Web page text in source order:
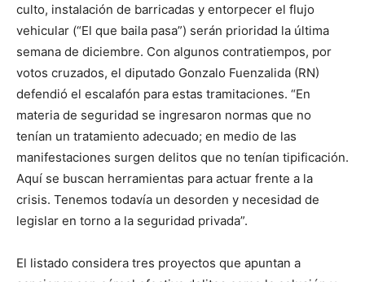
culto, instalación de barricadas y entorpecer el flujo
vehicular (“El que baila pasa”) serán prioridad la última
semana de diciembre. Con algunos contratiempos, por
votos cruzados, el diputado Gonzalo Fuenzalida (RN)
defendió el escalafón para estas tramitaciones. “En
materia de seguridad se ingresaron normas que no
tenían un tratamiento adecuado; en medio de las
manifestaciones surgen delitos que no tenían tipificación.
Aquí se buscan herramientas para actuar frente a la
crisis. Tenemos todavía un desorden y necesidad de
legislar en torno a la seguridad privada”.
El listado considera tres proyectos que apuntan a